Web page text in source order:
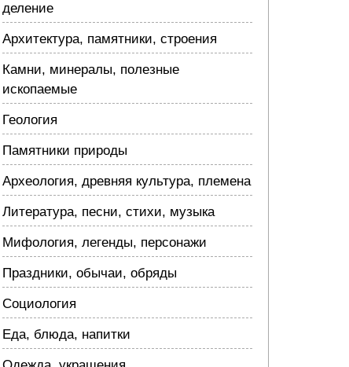
деление
Архитектура, памятники, строения
Камни, минералы, полезные
ископаемые
Геология
Памятники природы
Археология, древняя культура, племена
Литература, песни, стихи, музыка
Мифология, легенды, персонажи
Праздники, обычаи, обряды
Социология
Еда, блюда, напитки